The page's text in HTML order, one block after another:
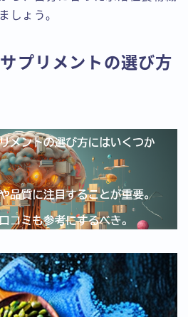
しょう。
プリメントの選び方